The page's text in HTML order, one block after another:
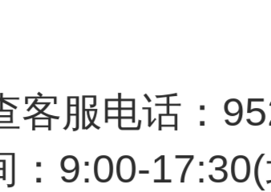
融资买入
客服电话：
：9:00-